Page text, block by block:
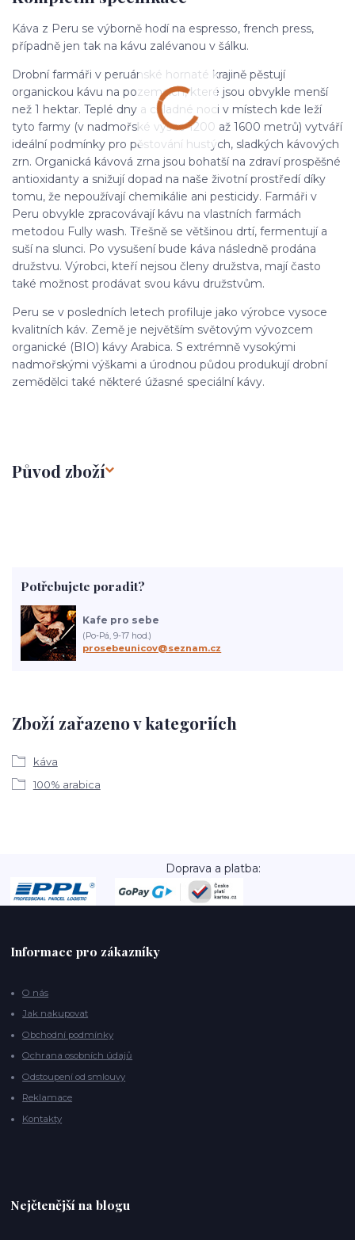
Káva z Peru se výborně hodí na espresso, french press,
případně jen tak na kávu zalévanou v šálku.
Drobní farmáři v peruánské hornaté krajině pěstují
organickou kávu na pozemcích, které jsou obvykle menší
než 1 hektar. Teplé dny a chladné noci v místech kde leží
tyto farmy (v nadmořské výšce 1200 až 1600 metrů) vytváří
ideální podmínky pro pěstování hustých, sladkých kávových
zrn. Organická kávová zrna jsou bohatší na zdraví prospěšné
antioxidanty a snižují dopad na naše životní prostředí díky
tomu, že nepoužívají chemikálie ani pesticidy. Farmáři v
Peru obvykle zpracovávají kávu na vlastních farmách
metodou Fully wash. Třešně se většinou drtí, fermentují a
suší na slunci. Po vysušení bude káva následně prodána
družstvu. Výrobci, kteří nejsou členy družstva, mají často
také možnost prodávat svou kávu družstvům.
Peru se v posledních letech profiluje jako výrobce vysoce
kvalitních káv. Země je největším světovým vývozcem
organické (BIO) kávy Arabica. S extrémně vysokými
nadmořskými výškami a úrodnou půdou produkují drobní
zemědělci také některé úžasné speciální kávy.
Původ zboží
Zboží zařazeno v kategoriích
káva
100% arabica
Potřebujete poradit?
Kafe pro sebe
(Po-Pá, 9-17 hod.)
prosebeunicov@seznam.cz
Doprava a platba:
Informace pro zákazníky
O nás
Jak nakupovat
Obchodní podmínky
Ochrana osobních údajů
Odstoupení od smlouvy
Reklamace
Kontakty
Nejčtenější na blogu